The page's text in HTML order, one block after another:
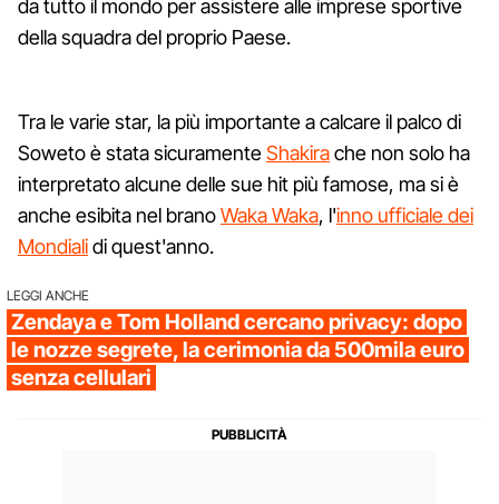
da tutto il mondo per assistere alle imprese sportive
della squadra del proprio Paese.
Tra le varie star, la più importante a calcare il palco di
Soweto è stata sicuramenteShakirache non solo ha
interpretato alcune delle sue hit più famose, ma si è
anche esibita nel branoWaka Waka, l'inno ufficiale dei
Mondialidi quest'anno.
LEGGI ANCHE
Zendaya e Tom Holland cercano privacy: dopo
le nozze segrete, la cerimonia da 500mila euro
senza cellulari